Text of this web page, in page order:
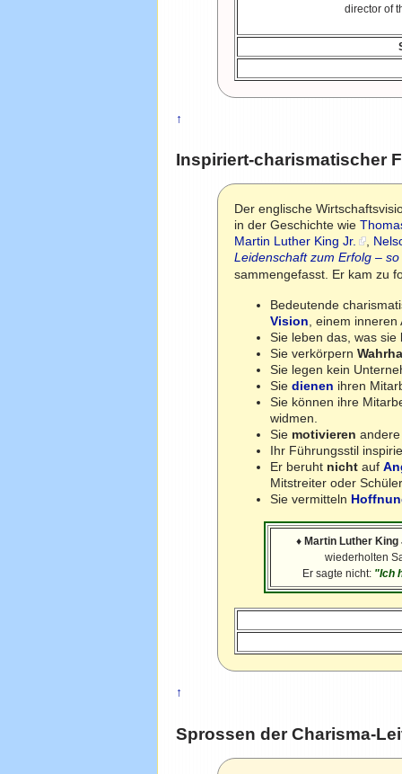
director of
↑
Inspiriert-charismatischer
Der englische
in der Geschichte wie
Martin Luther King Jr.
,
Leidenschaft zum Erfolg –
sammengefasst. Er kam zu
Bedeutende
Vision, einem inneren
Sie leben das, was
Sie verkörpern
Sie legen kein
Siedienen ihren
Sie können ihre
widmen.
Sie motivieren
Ihr Führungsstil
Er beruht nicht auf
Mitstreiter oder
Sie vermitteln
♦ Martin Luther King
wiederholten
Er sagte nicht: "Ich
↑
Sprossen der Charisma-